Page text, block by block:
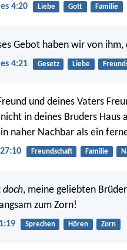
4:20 Liebe Gott Familie
Gebot haben wir von
4:21 Gesetz Liebe
und deines Vaters
in deines Bruders Haus
naher Nachbar als ein
Freundschaft Familie
doch, meine geliebten
zum Zorn!
Sprechen Hören Zorn